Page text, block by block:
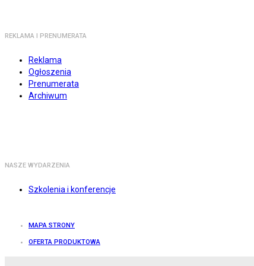
REKLAMA I PRENUMERATA
Reklama
Ogłoszenia
Prenumerata
Archiwum
NASZE WYDARZENIA
Szkolenia i konferencje
MAPA STRONY
OFERTA PRODUKTOWA